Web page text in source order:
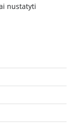
nustatyti